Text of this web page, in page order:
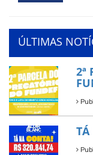
ÚLTIMAS
2ª
TÁ